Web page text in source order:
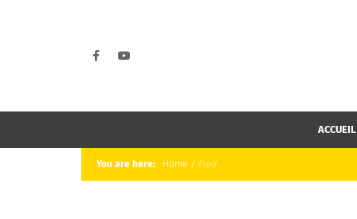
ACCUEIL
You are here: Home / Fred